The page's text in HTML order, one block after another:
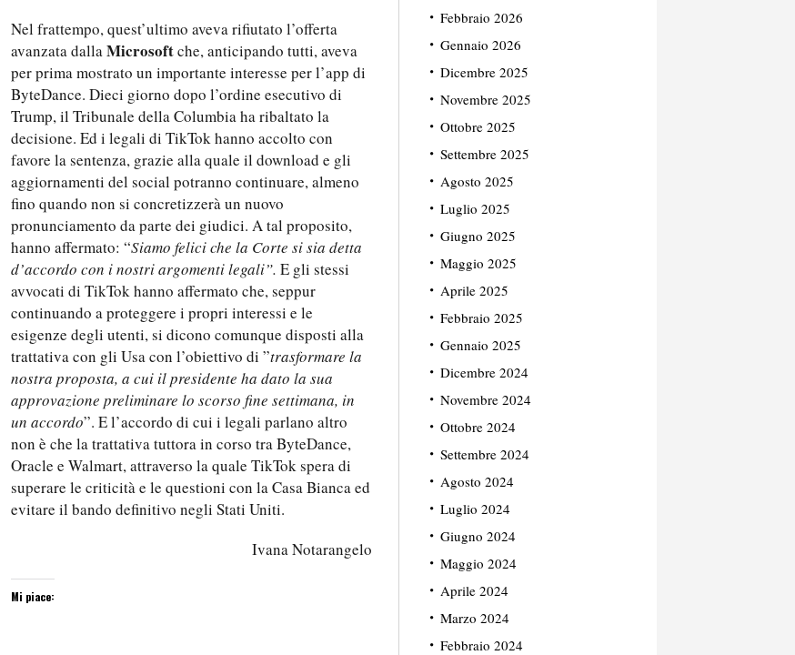
Nel frattempo, quest’ultimo aveva rifiutato l’offerta
avanzata dallaMicrosoftche, anticipando tutti, aveva
per prima mostrato un importante interesse per l’app di
ByteDance. Dieci giorno dopo l’ordine esecutivo di
Trump, il Tribunale della Columbia ha ribaltato la
decisione. Ed i legali di TikTok hanno accolto con
favore la sentenza, grazie alla quale il download e gli
aggiornamenti del social potranno continuare, almeno
fino quando non si concretizzerà un nuovo
pronunciamento da parte dei giudici. A tal proposito,
hanno affermato: “Siamo felici che la Corte si sia detta
d’accordo con i nostri argomenti legali”. E gli stessi
avvocati di TikTok hanno affermato che, seppur
continuando a proteggere i propri interessi e le
esigenze degli utenti, si dicono comunque disposti alla
trattativa con gli Usa con l’obiettivo di ”trasformare la
nostra proposta, a cui il presidente ha dato la sua
approvazione preliminare lo scorso fine settimana, in
un accordo”. E l’accordo di cui i legali parlano altro
non è che la trattativa tuttora in corso tra ByteDance,
Oracle e Walmart, attraverso la quale TikTok spera di
superare le criticità e le questioni con la Casa Bianca ed
evitare il bando definitivo negli Stati Uniti.
Ivana Notarangelo
Mi piace:
Febbraio 2026
Gennaio 2026
Dicembre 2025
Novembre 2025
Ottobre 2025
Settembre 2025
Agosto 2025
Luglio 2025
Giugno 2025
Maggio 2025
Aprile 2025
Febbraio 2025
Gennaio 2025
Dicembre 2024
Novembre 2024
Ottobre 2024
Settembre 2024
Agosto 2024
Luglio 2024
Giugno 2024
Maggio 2024
Aprile 2024
Marzo 2024
Febbraio 2024